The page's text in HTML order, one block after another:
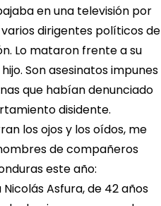
en una televisión por
dirigentes políticos de
Lo mataron frente a su
Son asesinatos impunes
que habían denunciado
disidente.
los ojos y los oídos, me
de compañeros
este año:
Asfura, de 42 años